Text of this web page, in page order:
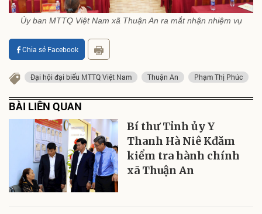
Ủy ban MTTQ Việt Nam xã Thuận An ra mắt nhận nhiệm vụ
Chia sẻ Facebook
Đại hội đại biểu MTTQ Việt Nam Thuận An Phạm Thị Phúc
BÀI LIÊN QUAN
Bí thư Tỉnh ủy Y
Thanh Hà Niê Kđăm
kiểm tra hành chính
xã Thuận An